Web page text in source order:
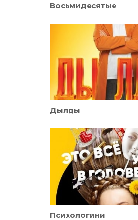
Восьмидесятые
Дылды
Психологини